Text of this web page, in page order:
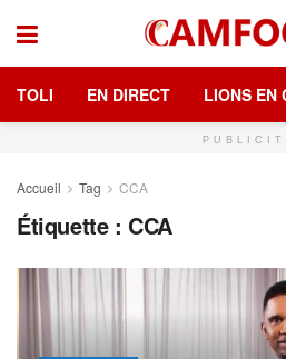
TOLI EN DIRECT LIONS EN
Accueil Tag CCA
Étiquette : CCA